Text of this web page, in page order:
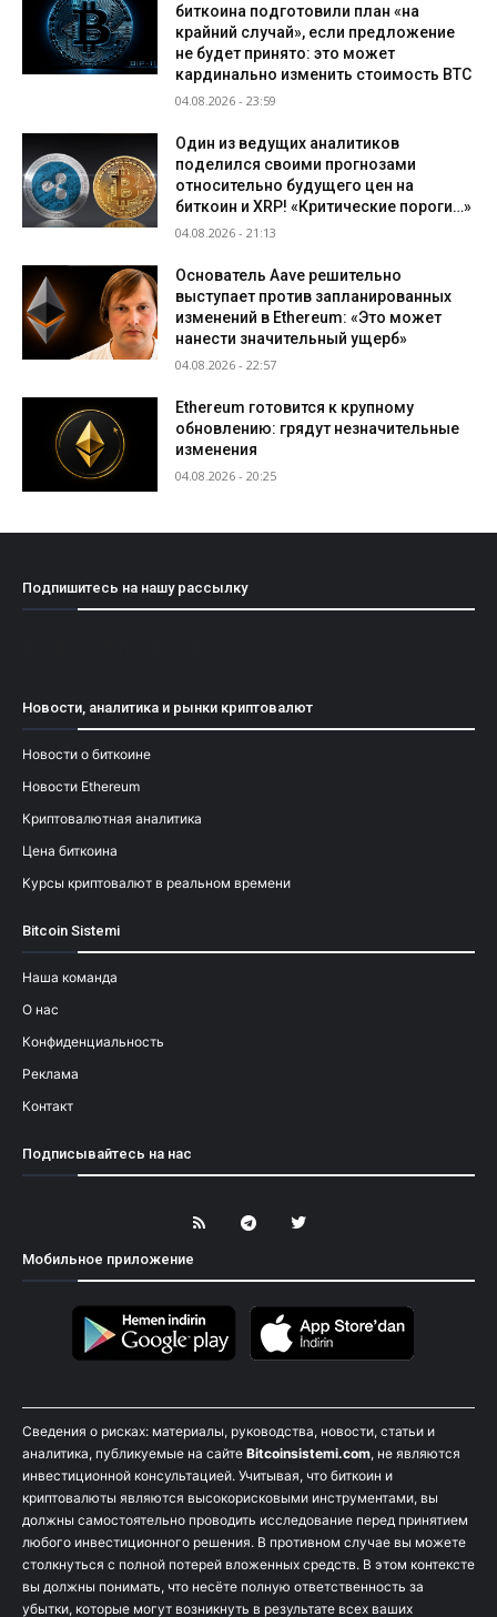
биткоина подготовили план «на
крайний случай», если предложение
не будет принято: это может
кардинально изменить стоимость BTC
04.08.2026 - 23:59
Один из ведущих аналитиков
поделился своими прогнозами
относительно будущего цен на
биткоин и XRP! «Критические пороги…»
04.08.2026 - 21:13
Основатель Aave решительно
выступает против запланированных
изменений в Ethereum: «Это может
нанести значительный ущерб»
04.08.2026 - 22:57
Ethereum готовится к крупному
обновлению: грядут незначительные
изменения
04.08.2026 - 20:25
Подпишитесь на нашу рассылку
Новости, аналитика и рынки криптовалют
Новости о биткоине
Новости Ethereum
Криптовалютная аналитика
Цена биткоина
Курсы криптовалют в реальном времени
Bitcoin Sistemi
Наша команда
О нас
Конфиденциальность
Реклама
Контакт
Подписывайтесь на нас
Мобильное приложение
Сведения о рисках: материалы, руководства, новости, статьи и
аналитика, публикуемые на сайте Bitcoinsistemi.com, не являются
инвестиционной консультацией. Учитывая, что биткоин и
криптовалюты являются высокорисковыми инструментами, вы
должны самостоятельно проводить исследование перед принятием
любого инвестиционного решения. В противном случае вы можете
столкнуться с полной потерей вложенных средств. В этом контексте
вы должны понимать, что несёте полную ответственность за
убытки, которые могут возникнуть в результате всех ваших